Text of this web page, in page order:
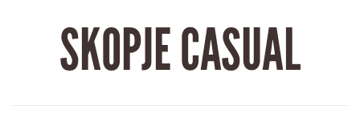
SKOPJE CASUAL